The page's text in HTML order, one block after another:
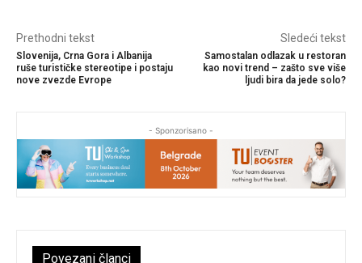
Prethodni tekst
Slovenija, Crna Gora i Albanija
ruše turističke stereotipe i postaju
nove zvezde Evrope
Sledeći tekst
Samostalan odlazak u restoran
kao novi trend – zašto sve više
ljudi bira da jede solo?
- Sponzorisano -
Povezani članci